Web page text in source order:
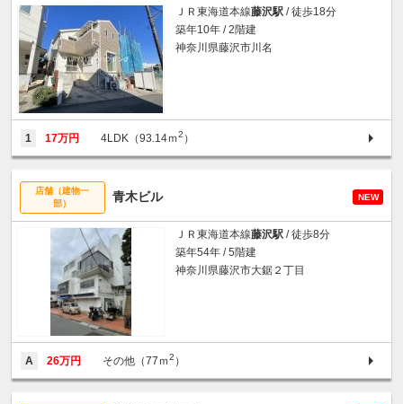
ＪＲ東海道本線藤沢駅 / 徒歩18分
築年10年 / 2階建
神奈川県藤沢市川名
1 17万円 4LDK（93.14ｍ2 ）
店舗（建物一
部）
青木ビル NEW
ＪＲ東海道本線藤沢駅 / 徒歩8分
築年54年 / 5階建
神奈川県藤沢市大鋸２丁目
A 26万円 その他（77ｍ2 ）